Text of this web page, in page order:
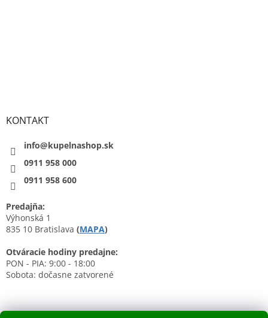
KONTAKT
info@kupelnashop.sk
0911 958 000
0911 958 600
Predajňa:
Výhonská 1
835 10 Bratislava (MAPA)
Otváracie hodiny predajne:
PON - PIA: 9:00 - 18:00
Sobota: dočasne zatvorené